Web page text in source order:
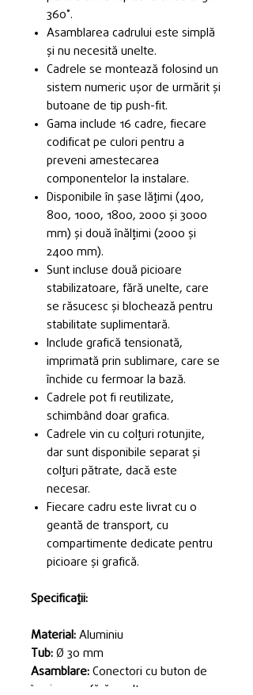
360˚.
Asamblarea cadrului este simplă
și nu necesită unelte.
Cadrele se montează folosind un
sistem numeric ușor de urmărit și
butoane de tip push-fit.
Gama include 16 cadre, fiecare
codificat pe culori pentru a
preveni amestecarea
componentelor la instalare.
Disponibile în șase lățimi (400,
800, 1000, 1800, 2000 și 3000
mm) și două înălțimi (2000 și
2400 mm).
Sunt incluse două picioare
stabilizatoare, fără unelte, care
se răsucesc și blochează pentru
stabilitate suplimentară.
Include grafică tensionată,
imprimată prin sublimare, care se
închide cu fermoar la bază.
Cadrele pot fi reutilizate,
schimbând doar grafica.
Cadrele vin cu colțuri rotunjite,
dar sunt disponibile separat și
colțuri pătrate, dacă este
necesar.
Fiecare cadru este livrat cu o
geantă de transport, cu
compartimente dedicate pentru
picioare și grafică.
Specificații:
Material: Aluminiu
Tub: Ø 30 mm
Asamblare: Conectori cu buton de
împingere, fără unelte